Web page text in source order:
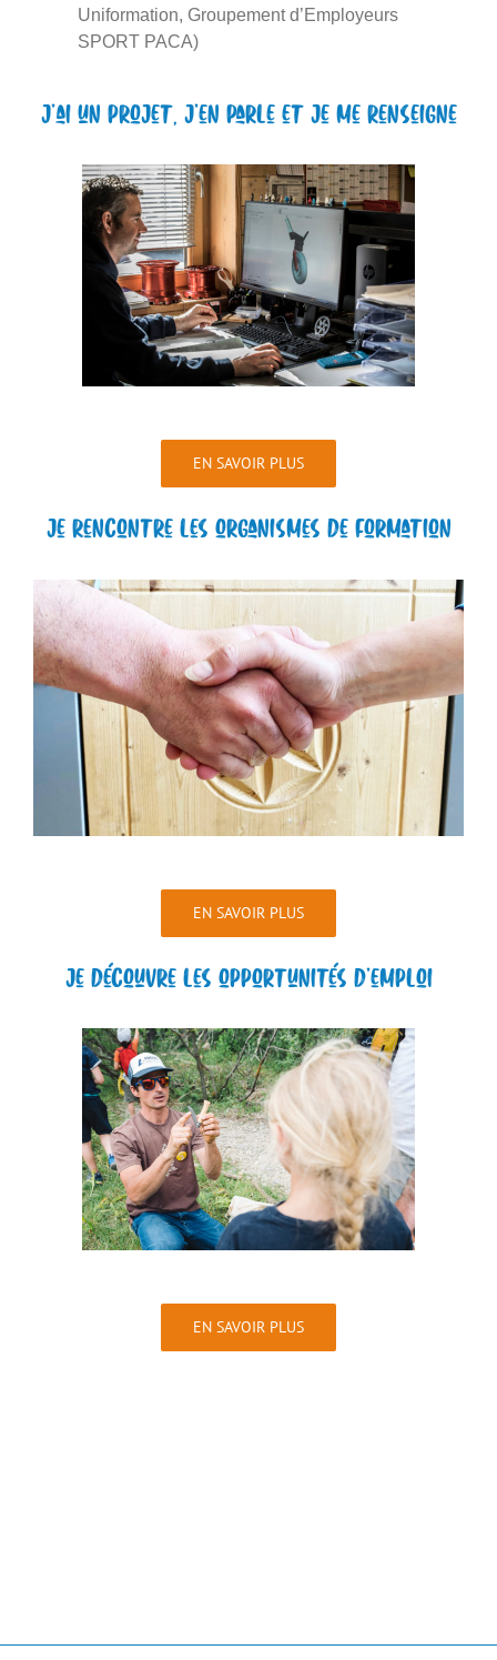
Uniformation, Groupement d’Employeurs
SPORT PACA)
J’ai un projet, j’en parle et je me renseigne
EN SAVOIR PLUS
Je rencontre les organismes de formation
EN SAVOIR PLUS
Je découvre les opportunités d’emploi
EN SAVOIR PLUS